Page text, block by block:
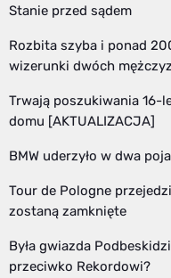
Stanie przed sądem
Rozbita szyba i ponad
wizerunki dwóch
Trwają poszukiwania 16-
domu [AKTUALIZACJA]
BMW uderzyło w dwa
Tour de Pologne
zostaną zamknięte
Była gwiazda
przeciwko Rekordowi?